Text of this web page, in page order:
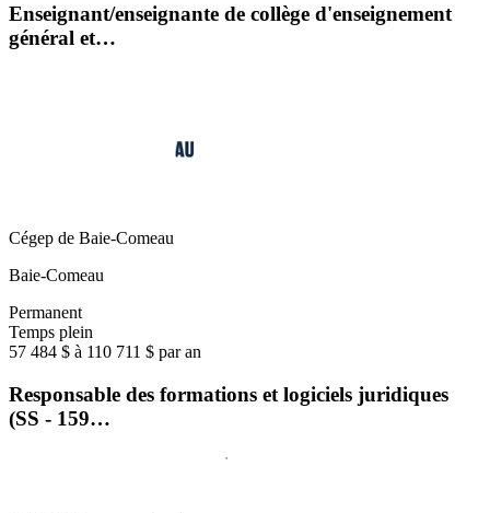
Enseignant/enseignante de collège d'enseignement
général et…
Cégep de Baie-Comeau
Baie-Comeau
Permanent
Temps plein
57 484 $ à 110 711 $ par an
Responsable des formations et logiciels juridiques
(SS - 159…